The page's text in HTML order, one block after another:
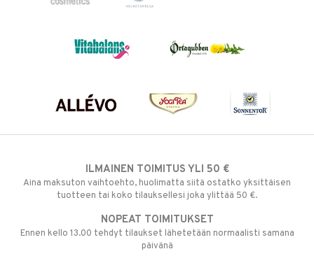
ILMAINEN TOIMITUS YLI 50 €
Aina maksuton vaihtoehto, huolimatta siitä ostatko yksittäisen
tuotteen tai koko tilauksellesi joka ylittää 50 €.
NOPEAT TOIMITUKSET
Ennen kello 13.00 tehdyt tilaukset lähetetään normaalisti samana
päivänä